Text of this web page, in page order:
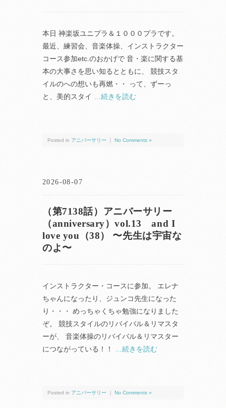
本日 神楽坂ユニプラ＆１０００プラです。
最近、練習会、音楽体操、インストラクター
コース参加etc.のおかげで 音・楽に関する基
本の大事さを思い知るとともに、 競技スタ
イルのへの想いも再燃・・ って、ずーっ
と、美的スタイ
…続きを読む
Posted in アニバーサリー No Comments »
2026-08-07
（第7138話）アニバーサリー
（anniversary）vol.13 and I
love you（38） 〜先生は宇宙な
のよ〜
インストラクター・コースに参加。 エレナ
ちゃんになったり、ジュンコ先生になった
り・・・ めっちゃくちゃ勉強になりました
ぞ。 競技スタイルのリバイバル＆リマスタ
ーが、 音楽体操のリバイバル＆リマスター
につながっている！！
…続きを読む
Posted in アニバーサリー No Comments »